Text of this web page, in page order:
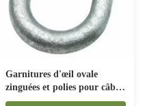
Garnitures d'œil ovale
zinguées et polies pour câbles
électriques